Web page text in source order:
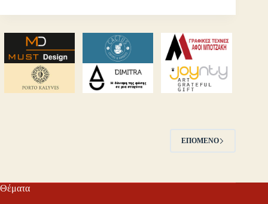
ΕΠΌΜΕΝΟ
Θέματα